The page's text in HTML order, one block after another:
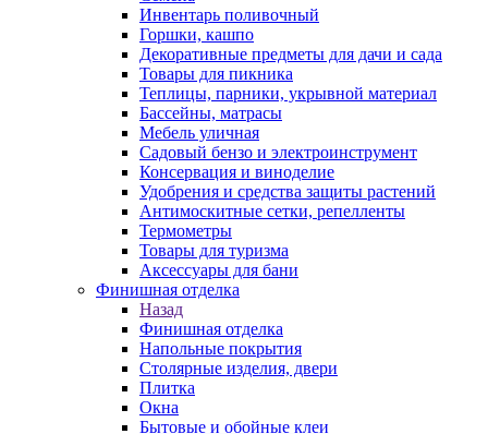
Инвентарь поливочный
Горшки, кашпо
Декоративные предметы для дачи и сада
Товары для пикника
Теплицы, парники, укрывной материал
Бассейны, матрасы
Мебель уличная
Садовый бензо и электроинструмент
Консервация и виноделие
Удобрения и средства защиты растений
Антимоскитные сетки, репелленты
Термометры
Товары для туризма
Аксессуары для бани
Финишная отделка
Назад
Финишная отделка
Напольные покрытия
Столярные изделия, двери
Плитка
Окна
Бытовые и обойные клеи